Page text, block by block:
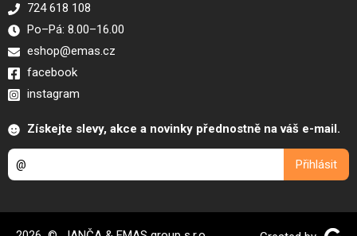
724 618 108
Po–Pá: 8.00–16.00
eshop@emas.cz
facebook
instagram
Získejte slevy, akce a novinky přednostně na váš e-mail.